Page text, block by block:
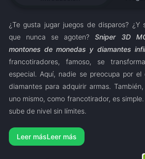
¿Te gusta jugar juegos de disparos? ¿Y
que nunca se agoten?Sniper 3D
montones de monedas y diamantes
francotiradores, famoso, se
especial. Aquí, nadie se preocupa por
diamantes para adquirir armas.
uno mismo, como francotirador, es
sube de nivel sin límites.
Leer más